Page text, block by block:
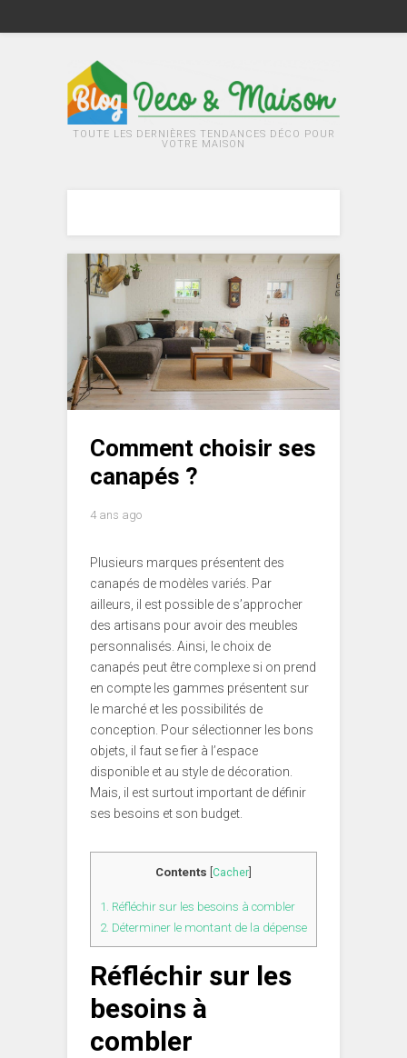
TOUTE LES DERNIÈRES TENDANCES DÉCO POUR
VOTRE MAISON
Comment choisir ses
canapés ?
4 ans ago
Plusieurs marques présentent des
canapés de modèles variés. Par
ailleurs, il est possible de s’approcher
des artisans pour avoir des meubles
personnalisés. Ainsi, le choix de
canapés peut être complexe si on prend
en compte les gammes présentent sur
le marché et les possibilités de
conception. Pour sélectionner les bons
objets, il faut se fier à l’espace
disponible et au style de décoration.
Mais, il est surtout important de définir
ses besoins et son budget.
Contents Cacher
1. Réfléchir sur les besoins à combler
2. Déterminer le montant de la dépense
Réfléchir sur les
besoins à
combler